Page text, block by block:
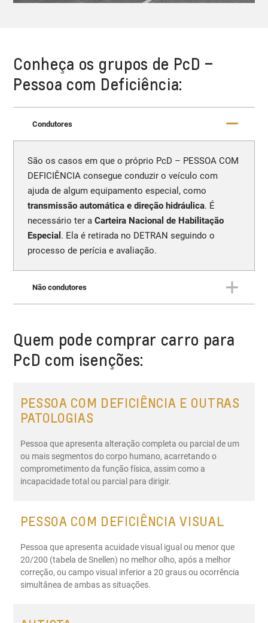
Conheça os grupos de PcD –
Pessoa com Deficiência:
Condutores
São os casos em que o próprio PcD – PESSOA COM
DEFICIÊNCIA consegue conduzir o veículo com
ajuda de algum equipamento especial, como
transmissão automática e direção hidráulica. É
necessário ter a Carteira Nacional de Habilitação
Especial . Ela é retirada no DETRAN seguindo o
processo de perícia e avaliação.
Não condutores
DEFICIÊNCIA estáincapacitado de conduzir o
veículo
, por um impendimento de sua própria
deficiência para a atividade. É necessário passar por
SUS ou clínica do DETRAN. O laudo médico definirá
deficiência e CID.
Quem pode comprar carro para
PcD com isenções:
PESSOA COM DEFICIÊNCIA E OUTRAS
PATOLOGIAS
Pessoa que apresenta alteração completa ou parcial de um
ou mais segmentos do corpo humano, acarretando o
comprometimento da função física, assim como a
incapacidade total ou parcial para dirigir.
PESSOA COM DEFICIÊNCIA VISUAL
Pessoa que apresenta acuidade visual igual ou menor que
20/200 (tabela de Snellen) no melhor olho, após a melhor
correção, ou campo visual inferior a 20 graus ou ocorrência
simultânea de ambas as situações.